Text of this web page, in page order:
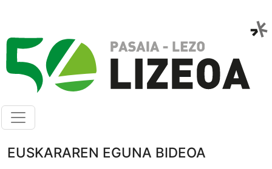
EUSKARAREN EGUNA BIDEOA